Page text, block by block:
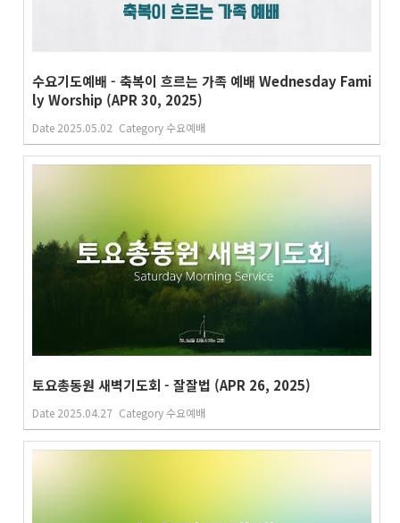
수요기도예배 - 축복이 흐르는 가족 예배 Wednesday Fami
ly Worship (APR 30, 2025)
Date 2025.05.02 Category수요예배
토요총동원 새벽기도회 - 잘잘법 (APR 26, 2025)
Date 2025.04.27 Category수요예배